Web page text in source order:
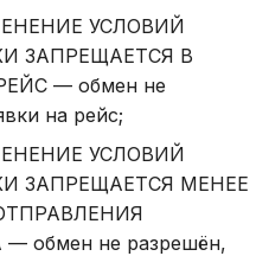
УСЛОВИЙ
ЗАПРЕЩАЕТСЯ В
— обмен не
на рейс;
УСЛОВИЙ
ЗАПРЕЩАЕТСЯ МЕНЕЕ
обмен не разрешён,